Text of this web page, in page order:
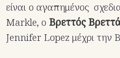
είναι ο αγαπημένος
Markle, ο Βρεττός
Jennifer Lopez μέχρι την